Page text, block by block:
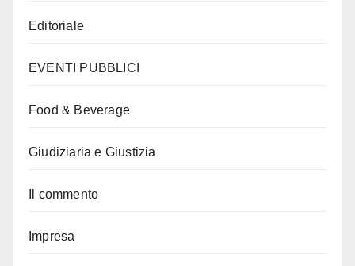
Editoriale
EVENTI PUBBLICI
Food & Beverage
Giudiziaria e Giustizia
Il commento
Impresa